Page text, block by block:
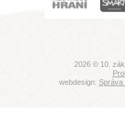
2026 © 10.
webdesign: Správa